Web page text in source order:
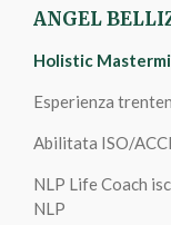
ANGEL
Holistic
Esperienza
Abilitata ISO/
NLP Life Coach
NLP